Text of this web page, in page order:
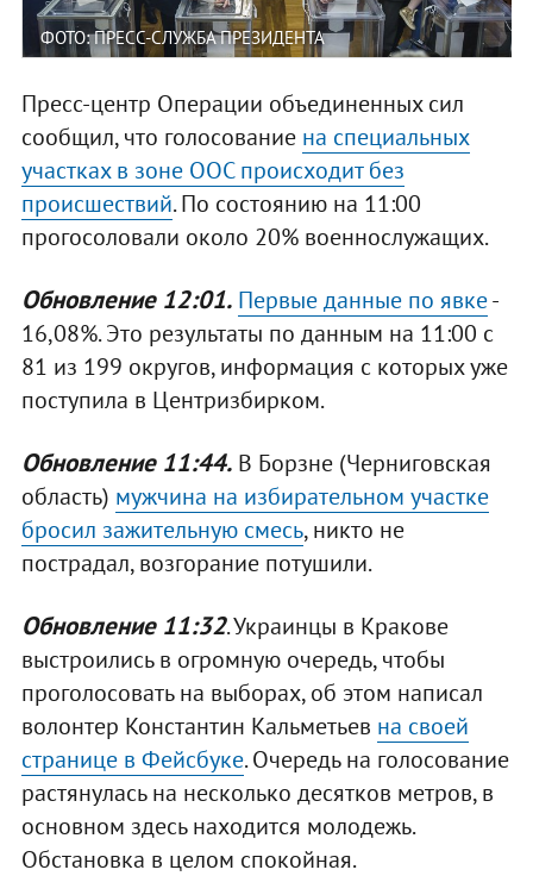
ФОТО: ПРЕСС-СЛУЖБА ПРЕЗИДЕНТА
Пресс-центр Операции объединенных сил
сообщил, что голосование на специальных
участках в зоне ООС происходит без
происшествий. По состоянию на 11:00
прогосоловали около 20% военнослужащих.
Обновление 12:01. Первые данные по явке-
16,08%. Это результаты по данным на 11:00 с
81 из 199 округов, информация с которых уже
поступила в Центризбирком.
Обновление 11:44.В Борзне (Черниговская
область) мужчина на избирательном участке
бросил зажительную смесь, никто не
пострадал, возгорание потушили.
Обновление 11:32. Украинцы в Кракове
выстроились в огромную очередь, чтобы
проголосовать на выборах, об этом написал
волонтер Константин Кальметьев на своей
странице в Фейсбуке. Очередь на голосование
растянулась на несколько десятков метров, в
основном здесь находится молодежь.
Обстановка в целом спокойная.